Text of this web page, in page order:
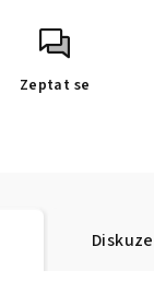
Zeptat se
Diskuze